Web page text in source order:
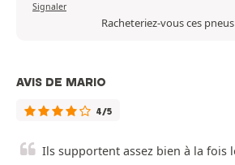
Signaler
Racheteriez-vous ces
AVIS DE MARIO
4/5
Ils supportent assez bien à la fois